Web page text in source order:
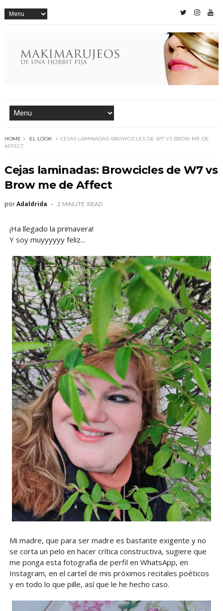
HOME EL LOOK
CEJAS LAMINADAS: BROWCICLES DE W7 VS BROW ME DE
AFFECT
Cejas laminadas: Browcicles de W7 vs
Brow me de Affect
porAdaldrida 2 MINUTE READ
¡Ha llegado la primavera!
Y soy muyyyyyy feliz...
Mi madre, que para ser madre es bastante exigente y no
se corta un pelo en hacer crítica constructiva, sugiere que
me ponga esta fotografía de perfil en WhatsApp, en
Instagram, en el cartel de mis próximos recitales poéticos
y en todo lo que pille, así que le he hecho caso.